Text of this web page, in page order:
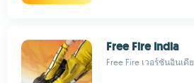
Free Fire India
Free Fire เวอร์ชันอินเดีย